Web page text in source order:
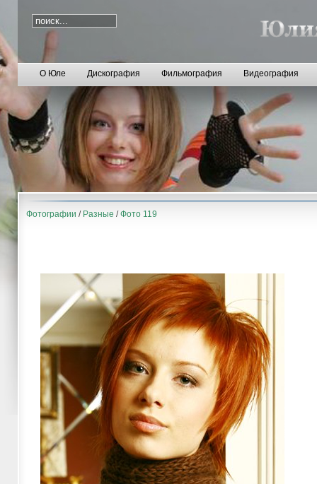
О Юле Дискография Фильмография Видеография
Фотографии / Разные /Фото 119